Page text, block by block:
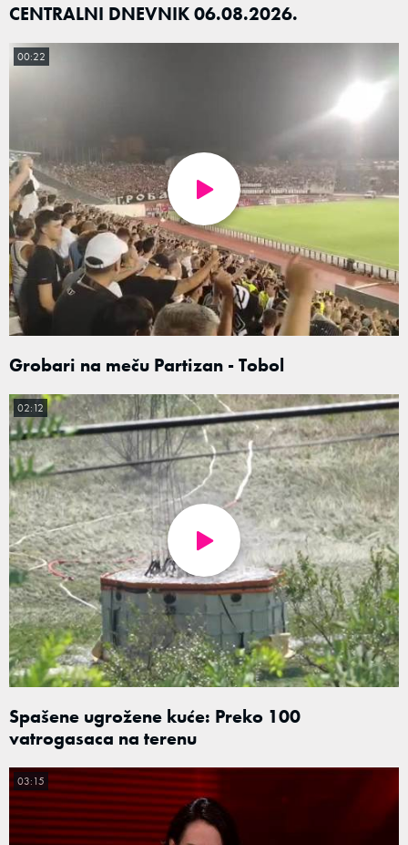
CENTRALNI DNEVNIK 06.08.2026.
Grobari na meču Partizan - Tobol
00:22
Spašene ugrožene kuće: Preko 100
vatrogasaca na terenu
02:12
03:15